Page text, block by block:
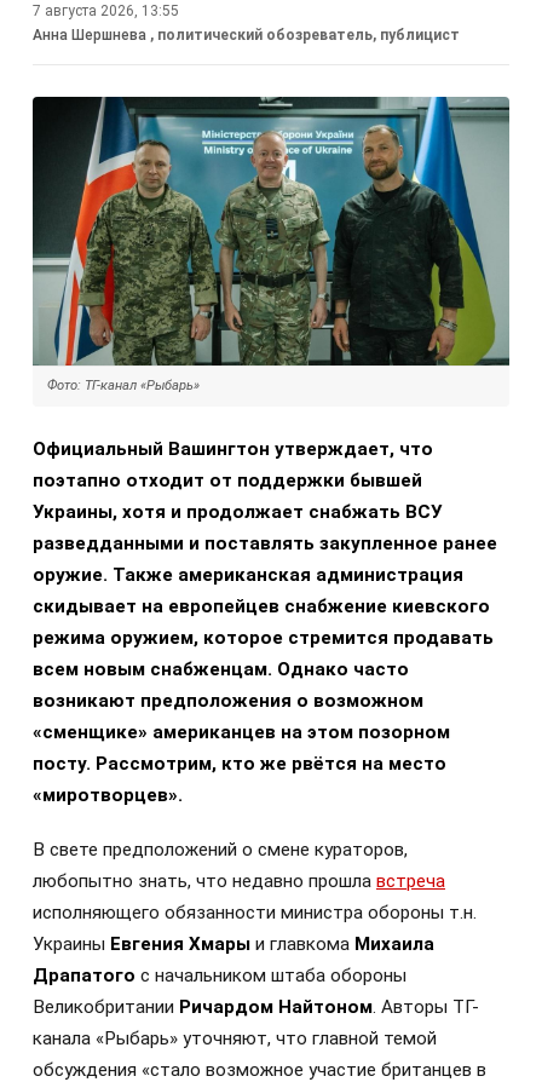
7 августа 2026, 13:55
Анна Шершнева , политический обозреватель, публицист
Фото: ТГ-канал «Рыбарь»
Официальный Вашингтон утверждает, что
поэтапно отходит от поддержки бывшей
Украины, хотя и продолжает снабжать ВСУ
разведданными и поставлять закупленное ранее
оружие. Также американская администрация
скидывает на европейцев снабжение киевского
режима оружием, которое стремится продавать
всем новым снабженцам. Однако часто
возникают предположения о возможном
«сменщике» американцев на этом позорном
посту. Рассмотрим, кто же рвётся на место
«миротворцев».
В свете предположений о смене кураторов,
любопытно знать, что недавно прошла встреча
исполняющего обязанности министра обороны т.н.
Украины Евгения Хмары и главкома Михаила
Драпатого с начальником штаба обороны
Великобритании Ричардом Найтоном. Авторы ТГ-
канала «Рыбарь» уточняют, что главной темой
обсуждения «стало возможное участие британцев в